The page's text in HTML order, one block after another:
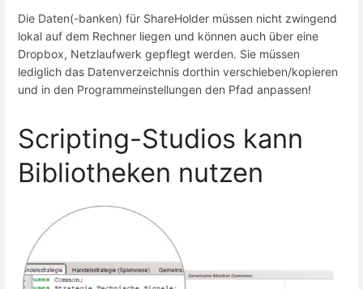
Die Daten(-banken) für ShareHolder müssen nicht zwingend
lokal auf dem Rechner liegen und können auch über eine
Dropbox, Netzlaufwerk gepflegt werden. Sie müssen
lediglich das Datenverzeichnis dorthin verschieben/kopieren
und in den Programmeinstellungen den Pfad anpassen!
Scripting-Studios kann
Bibliotheken nutzen